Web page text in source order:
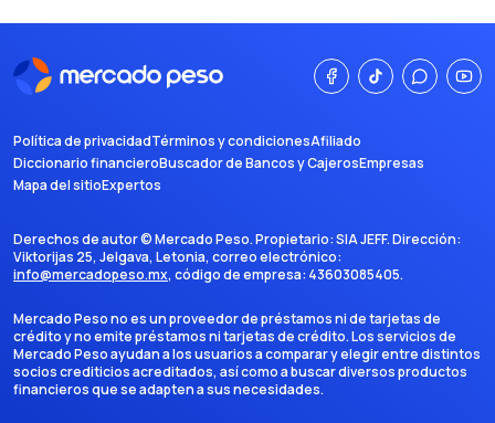
Política de privacidadTérminos y condicionesAfiliado
Diccionario financieroBuscador de Bancos y CajerosEmpresas
Mapa del sitioExpertos
Derechos de autor ©Mercado Peso. Propietario:SIA JEFF. Dirección:
Viktorijas 25, Jelgava, Letonia, correo electrónico:
info@mercadopeso.mx, código de empresa: 43603085405.
Mercado Peso no es un proveedor de préstamos ni de tarjetas de
crédito y no emite préstamos ni tarjetas de crédito. Los servicios de
Mercado Peso ayudan a los usuarios a comparar y elegir entre distintos
socios crediticios acreditados, así como a buscar diversos productos
financieros que se adapten a sus necesidades.